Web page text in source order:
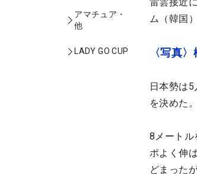
アマチュア・
他
LADY GO CUP
ム（韓国
〈写真
日本勢は
を決めた。
8メートル
ポよく伸
どまった